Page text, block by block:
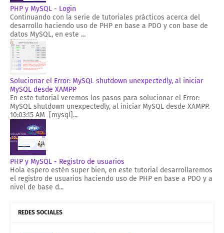
PHP y MySQL - Login
Continuando con la serie de tutoriales prácticos acerca del
desarrollo haciendo uso de PHP en base a PDO y con base de
datos MySQL, en este ...
Solucionar el Error: MySQL shutdown unexpectedly, al iniciar
MySQL desde XAMPP
En este tutorial veremos los pasos para solucionar el Error:
MySQL shutdown unexpectedly, al iniciar MySQL desde XAMPP.
10:03:15 AM [mysql]...
PHP y MySQL - Registro de usuarios
Hola espero estén super bien, en este tutorial desarrollaremos
el registro de usuarios haciendo uso de PHP en base a PDO y a
nivel de base d...
REDES SOCIALES